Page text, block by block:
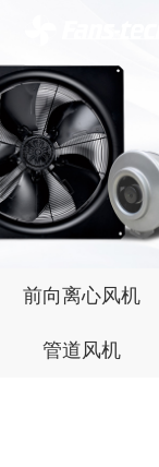
前向离心风机
管道风机